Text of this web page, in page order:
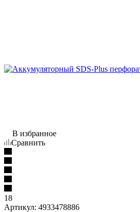
В избранное
Сравнить
18
Артикул: 4933478886